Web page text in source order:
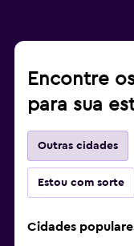
Encontre
para sua
Outras cidades
Estou com sorte
Cidades